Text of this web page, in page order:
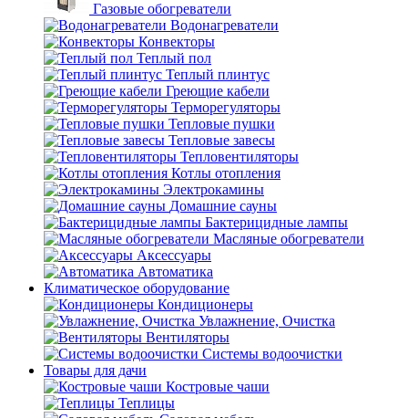
Газовые обогреватели
Водонагреватели
Конвекторы
Теплый пол
Теплый плинтус
Греющие кабели
Терморегуляторы
Тепловые пушки
Тепловые завесы
Тепловентиляторы
Котлы отопления
Электрокамины
Домашние сауны
Бактерицидные лампы
Масляные обогреватели
Аксессуары
Автоматика
Климатическое оборудование
Кондиционеры
Увлажнение, Очистка
Вентиляторы
Системы водоочистки
Товары для дачи
Костровые чаши
Теплицы